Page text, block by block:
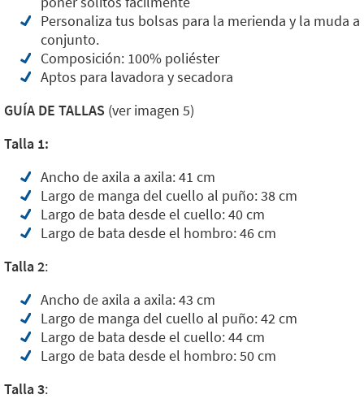
Personaliza tus bolsas para la merienda y la muda a
conjunto.
Composición: 100% poliéster
Aptos para lavadora y secadora
GUÍA DE TALLAS (ver imagen 5)
Talla 1:
Ancho de axila a axila: 41 cm
Largo de manga del cuello al puño: 38 cm
Largo de bata desde el cuello: 40 cm
Largo de bata desde el hombro: 46 cm
Talla 2:
Ancho de axila a axila: 43 cm
Largo de manga del cuello al puño: 42 cm
Largo de bata desde el cuello: 44 cm
Largo de bata desde el hombro: 50 cm
Talla 3: